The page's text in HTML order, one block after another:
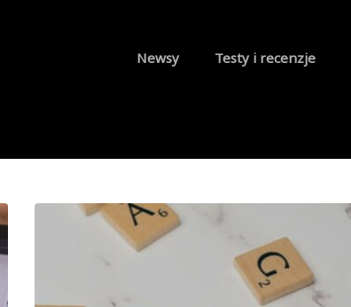
Newsy Testy i recenzje